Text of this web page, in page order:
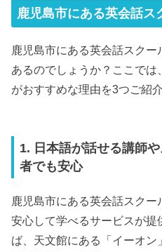
鹿児島市にある英会話ス
鹿児島市にある英会話スク
あるのでしょうか？ここで
がおすすめな理由を3つご紹
1. 日本語が話せる講師
者でも安心
鹿児島市にある英会話スク
安心して学べるサービスが提
ば、 天文館にある「イーオン